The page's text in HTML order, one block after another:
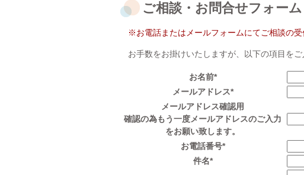
ご相談・お問合せフォーム
※お電話またはメールフォームにてご相談の受
お手数をお掛けいたしますが、以下の項目を
お名前*
メールアドレス*
メールアドレス確認用
確認の為もう一度メールアドレスのご入力
をお願い致します。
お電話番号*
件名*